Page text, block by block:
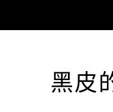
黑皮